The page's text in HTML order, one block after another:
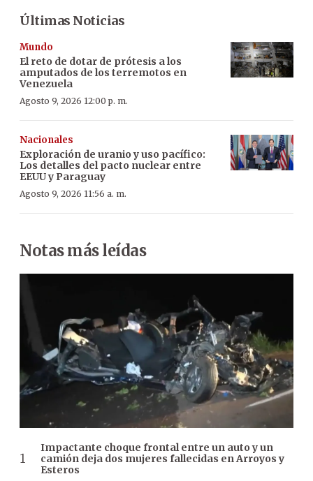
Últimas Noticias
Mundo
El reto de dotar de prótesis a los
amputados de los terremotos en
Venezuela
Agosto 9, 2026 12:00 p. m.
Nacionales
Exploración de uranio y uso pacífico:
Los detalles del pacto nuclear entre
EEUU y Paraguay
Agosto 9, 2026 11:56 a. m.
Notas más leídas
Impactante choque frontal entre un auto y un
camión deja dos mujeres fallecidas en Arroyos y
Esteros